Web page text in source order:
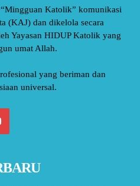
Katolik” komunikasi
(KAJ) dan dikelola secara
Yayasan HIDUP Katolik yang
umat Allah.
yang beriman dan
universal.